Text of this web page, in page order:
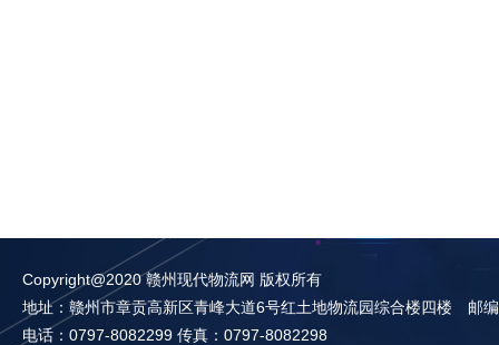
Copyright@2020 赣州现代物流网 版权所有
地址：赣州市章贡高新区青峰大道6号红土地物流园综合楼四楼 邮
电话：0797-8082299 传真：0797-8082298